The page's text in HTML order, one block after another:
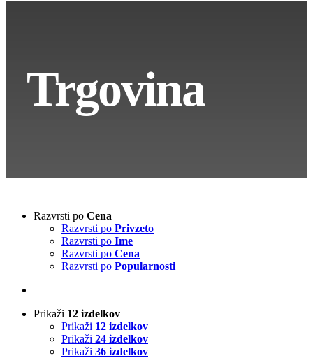
Trgovina
Razvrsti po Cena
Razvrsti po Privzeto
Razvrsti po Ime
Razvrsti po Cena
Razvrsti po Popularnosti
Prikaži 12 izdelkov
Prikaži 12 izdelkov
Prikaži 24 izdelkov
Prikaži 36 izdelkov